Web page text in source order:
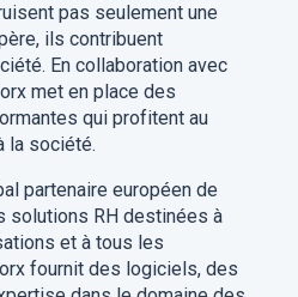
pas seulement une
ils contribuent
En collaboration avec
met en place des
qui profitent au
la société.
partenaire européen de
solutions RH destinées à
et à tous les
fournit des logiciels, des